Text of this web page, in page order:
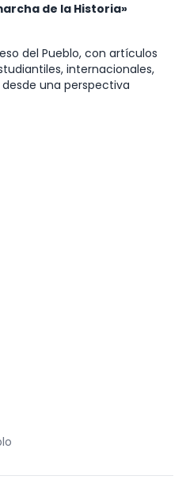
de la Historia»
del Pueblo, con artículos
internacionales,
una perspectiva